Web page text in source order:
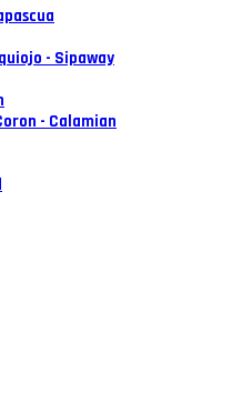
- Sipaway
- Calamian